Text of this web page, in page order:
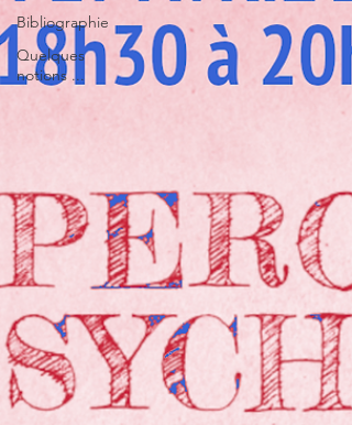
Bibliographie
Quelques
notions ...